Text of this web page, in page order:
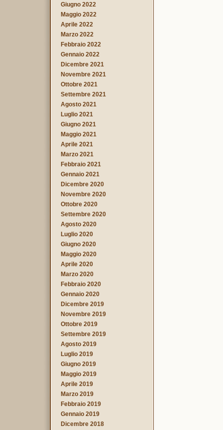
Giugno 2022
Maggio 2022
Aprile 2022
Marzo 2022
Febbraio 2022
Gennaio 2022
Dicembre 2021
Novembre 2021
Ottobre 2021
Settembre 2021
Agosto 2021
Luglio 2021
Giugno 2021
Maggio 2021
Aprile 2021
Marzo 2021
Febbraio 2021
Gennaio 2021
Dicembre 2020
Novembre 2020
Ottobre 2020
Settembre 2020
Agosto 2020
Luglio 2020
Giugno 2020
Maggio 2020
Aprile 2020
Marzo 2020
Febbraio 2020
Gennaio 2020
Dicembre 2019
Novembre 2019
Ottobre 2019
Settembre 2019
Agosto 2019
Luglio 2019
Giugno 2019
Maggio 2019
Aprile 2019
Marzo 2019
Febbraio 2019
Gennaio 2019
Dicembre 2018